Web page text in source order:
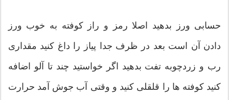
حسابی ورز بدهید اصلا رمز و راز کوفته به خوب ورز
دادن آن است بعد در ظرف جدا پیاز را داغ کنید مقداری
رب و زردچوبه تفت بدهید اگر خواستید چند تا آلو اضافه
کنید کوفته ها را قلقلی کنید و وقتی آب جوش آمد حرارت